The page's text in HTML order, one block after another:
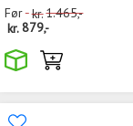
Før kr.1.465,-
kr.879,-